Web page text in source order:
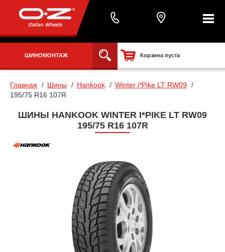
ШИНОМОНТАЖ Корзина пуста
Главная Шины Hankook
Winter i*Pike LT RW09
195/75 R16 107R
ШИНЫ HANKOOK WINTER I*PIKE LT RW09
195/75 R16 107R